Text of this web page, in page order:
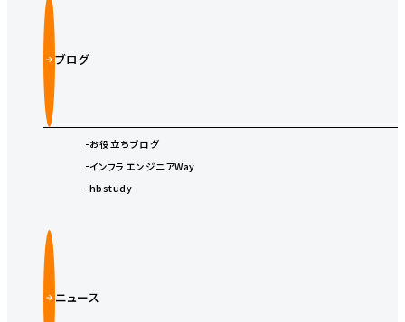
ブログ
お役立ちブログ
インフラエンジニアWay
hbstudy
ニュース